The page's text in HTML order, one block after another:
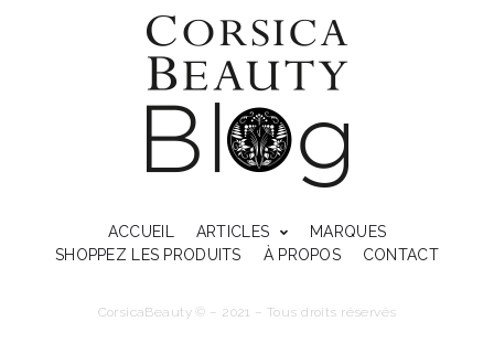
ACCUEIL ARTICLES
MARQUES
SHOPPEZ LES PRODUITS
À PROPOS CONTACT
CorsicaBeauty © – 2021 – Tous droits réservés